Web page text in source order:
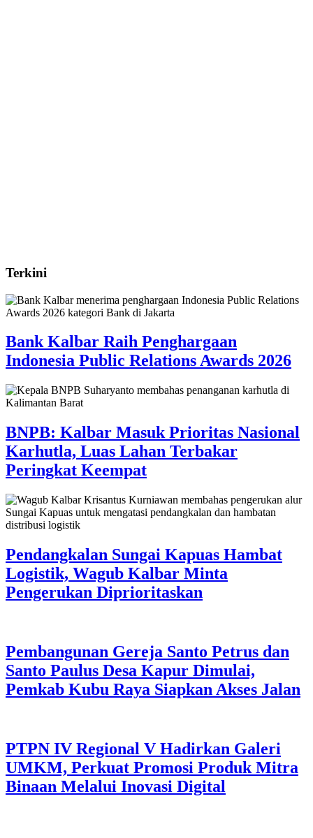
Terkini
Bank Kalbar Raih Penghargaan
Indonesia Public Relations Awards 2026
BNPB: Kalbar Masuk Prioritas Nasional
Karhutla, Luas Lahan Terbakar
Peringkat Keempat
Pendangkalan Sungai Kapuas Hambat
Logistik, Wagub Kalbar Minta
Pengerukan Diprioritaskan
Pembangunan Gereja Santo Petrus dan
Santo Paulus Desa Kapur Dimulai,
Pemkab Kubu Raya Siapkan Akses Jalan
PTPN IV Regional V Hadirkan Galeri
UMKM, Perkuat Promosi Produk Mitra
Binaan Melalui Inovasi Digital